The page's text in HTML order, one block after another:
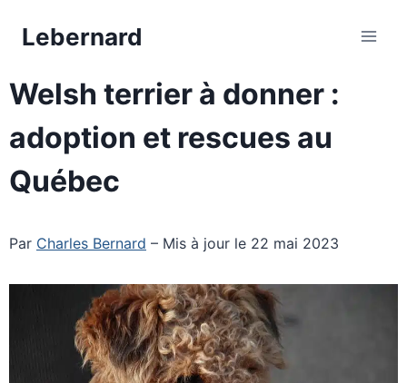
Lebernard
Welsh terrier à donner :
adoption et rescues au
Québec
Par Charles Bernard – Mis à jour le 22 mai 2023